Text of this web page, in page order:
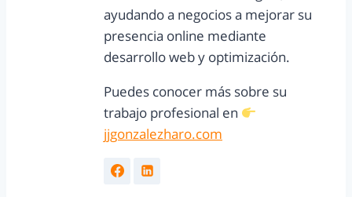
ayudando a negocios a mejorar su
presencia online mediante
desarrollo web y optimización.
Puedes conocer más sobre su
trabajo profesional en
jjgonzalezharo.com